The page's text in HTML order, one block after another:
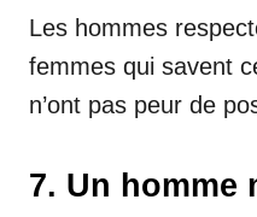
Les hommes
femmes qui savent
n’ont pas peur de
7. Un homme